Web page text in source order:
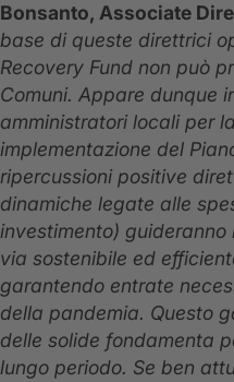
Bonsanto, Associate
base di queste direttrici
Recovery Fund non può
Comuni. Appare dunque
amministratori locali per
implementazione del
ripercussioni positive
dinamiche legate alle
investimento)
via sostenibile ed
garantendo entrate
della pandemia. Questo
delle solide fondamenta
lungo periodo. Se ben